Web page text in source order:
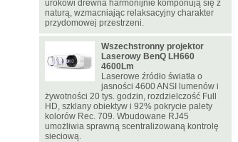
urokowi drewna harmonijnie komponują się z
naturą, wzmacniając relaksacyjny charakter
przydomowej przestrzeni.
Wszechstronny projektor
Laserowy BenQ LH660
4600Lm
Laserowe źródło światła o
jasności 4600 ANSI lumenów i
żywotności 20 tys. godzin, rozdzielczość Full
HD, szklany obiektyw i 92% pokrycie palety
kolorów Rec. 709. Wbudowane RJ45
umożliwia sprawną scentralizowaną kontrolę
sieciową.